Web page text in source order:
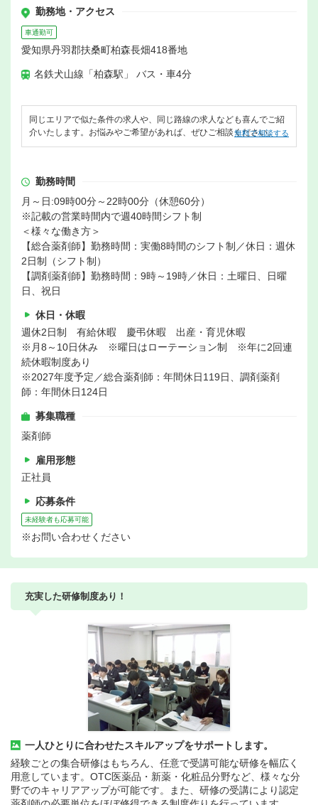
勤務地・アクセス
車通勤可
愛知県丹羽郡扶桑町柏森長畑418番地
名鉄犬山線「柏森駅」 バス・車4分
同じエリアで似た条件の求人や、同じ路線の求人なども喜んでご紹
介いたします。お悩みやご希望があれば、ぜひご相談ください。
無料で相談する
勤務時間
月～日:09時00分～22時00分（休憩60分）
※記載の営業時間内で週40時間シフト制
＜様々な働き方＞
【総合薬剤師】勤務時間：実働8時間のシフト制／休日：週休
2日制（シフト制）
【調剤薬剤師】勤務時間：9時～19時／休日：土曜日、日曜
日、祝日
休日・休暇
週休2日制 有給休暇 慶弔休暇 出産・育児休暇
※月8～10日休み ※曜日はローテーション制 ※年に2回連
続休暇制度あり
※2027年度予定／総合薬剤師：年間休日119日、調剤薬剤
師：年間休日124日
募集職種
薬剤師
雇用形態
正社員
応募条件
未経験者も応募可能
※お問い合わせください
充実した研修制度あり！
一人ひとりに合わせたスキルアップをサポートします。
経験ごとの集合研修はもちろん、任意で受講可能な研修を幅広く
用意しています。OTC医薬品・新薬・化粧品分野など、様々な分
野でのキャリアアップが可能です。また、研修の受講により認定